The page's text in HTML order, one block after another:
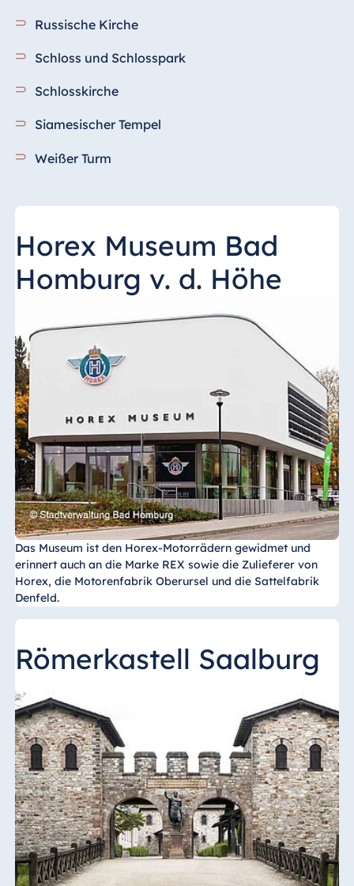
Hotel Köln
Hotel
Hotel Magdeburg
Hotel München
Seehotel
Titisee-Neustadt
Strandhotel
Travemünde
Star-Apart Hansa
Hotel Wiesbaden
Hotel Würzburg
Ägypten
Jolie Ville Resort
& Casino Sharm
El Sheikh
Albanien
Hotel Plaza
Tirana
Bay
Bulgarien
Hotel Paradise
Blue Albena
Hotel Amelia
China
Russische Kirche
Schloss und Schlosspark
Schlosskirche
Siamesischer Tempel
Weißer Turm
Horex Museum Bad
Homburg v. d. Höhe
Das Museum ist den Horex-Motorrädern gewidmet und
erinnert auch an die Marke REX sowie die Zulieferer von
Horex, die Motorenfabrik Oberursel und die Sattelfabrik
Denfeld.
Römerkastell Saalburg